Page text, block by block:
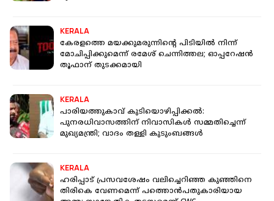
KERALA
കേരളത്തെ മയക്കുമരുന്നിന്റെ പിടിയിൽ നിന്ന്
മോചിപ്പിക്കുമെന്ന് രമേശ് ചെന്നിത്തല; ഓപ്പറേഷന്‍
തൂഫാന് തുടക്കമായി
KERALA
പാരിയത്തുകാവ് കുടിയൊഴിപ്പിക്കൽ:
പുനരധിവാസത്തിന് നിവാസികൾ സമ്മതിച്ചെന്ന്
മുഖ്യമന്ത്രി; വാദം തള്ളി കുടുംബങ്ങൾ
KERALA
ഹരിപ്പാട് പ്രസവശേഷം വലിച്ചെറിഞ്ഞ കുഞ്ഞിനെ
തിരികെ വേണമെന്ന് പത്തൊന്‍പതുകാരിയായ